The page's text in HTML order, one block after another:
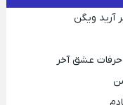
آرید ویگن
حرفات عشق آخر